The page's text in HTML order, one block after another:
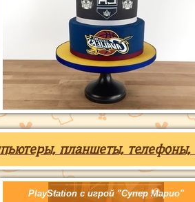
планшеты, телефоны,
PlayStation с игрой "Супер Марио"